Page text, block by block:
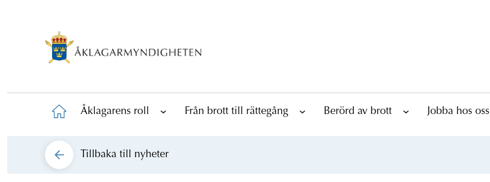
Åklagarens roll Från brott till rättegång Berörd av brott Jobba hos oss
Tillbaka till nyheter